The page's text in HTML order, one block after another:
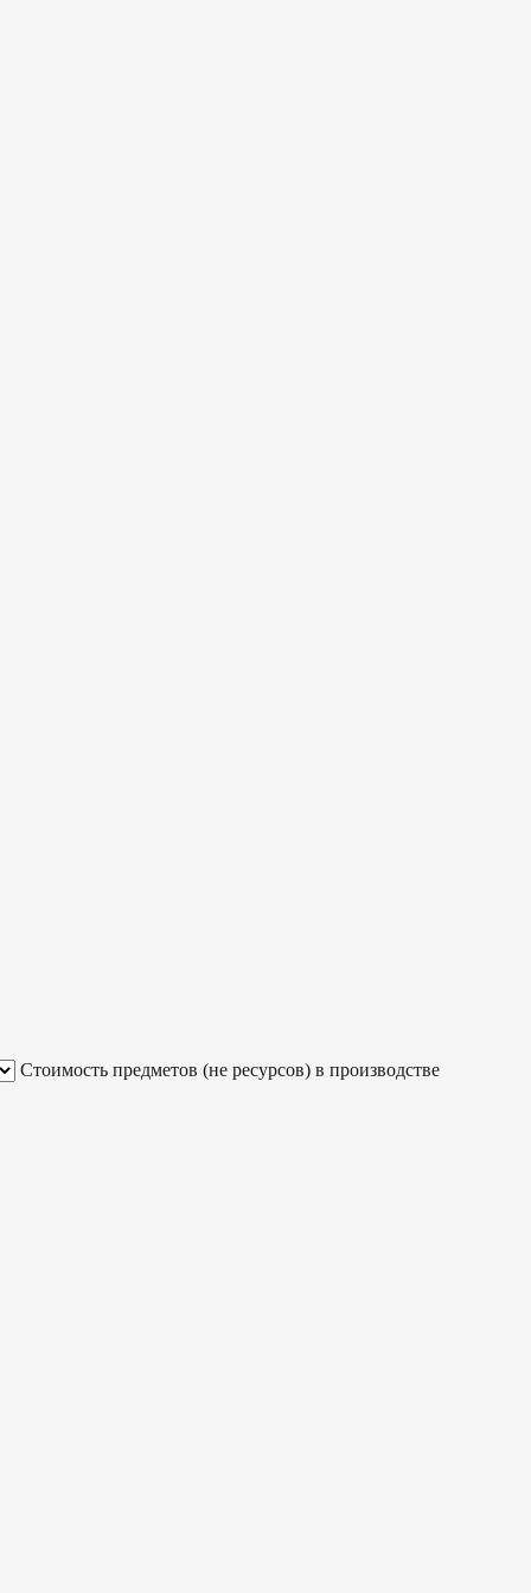
Стоимость предметов (не ресурсов) в производстве